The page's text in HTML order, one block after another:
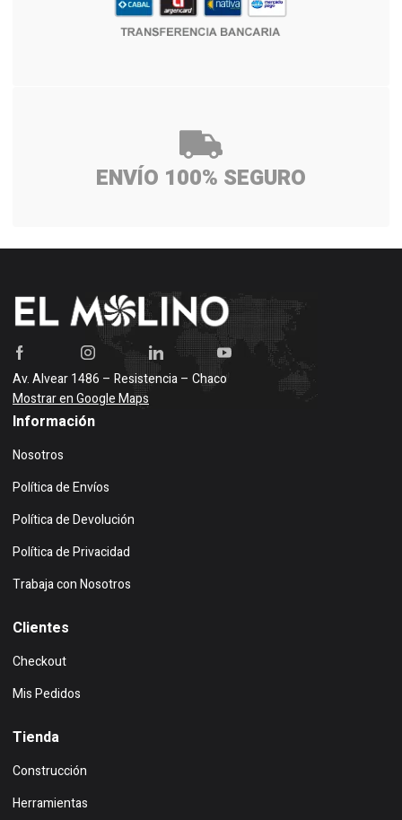
ENVÍO 100% SEGURO
Av. Alvear 1486 – Resistencia – Chaco
Mostrar en Google Maps
Información
Nosotros
Política de Envíos
Política de Devolución
Política de Privacidad
Trabaja con Nosotros
Clientes
Checkout
Mis Pedidos
Tienda
Construcción
Herramientas